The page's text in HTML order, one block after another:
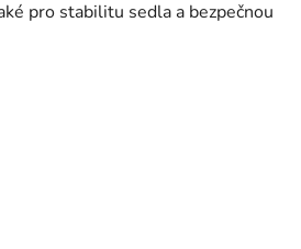
pro stabilitu sedla a bezpečnou